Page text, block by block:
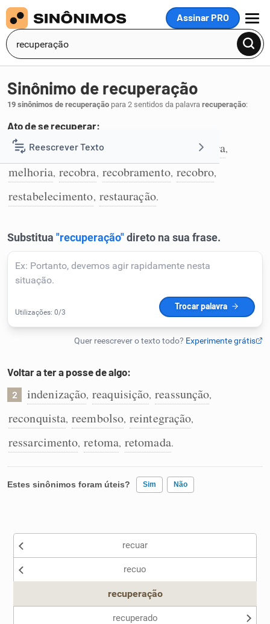
Assinar PRO
MENU
Reescrever Texto
Resumir Texto
Detector de IA
Humanizador de IA
Caça-palavras
Dicionário
Sinônimo de recuperação
19 sinônimos de recuperação para 2 sentidos da palavra recuperação:
Ato de se recuperar:
1 cura,reabilitação melhora,
melhoria, recobra, recobramento, recobro,
restabelecimento, restauração.
Voltar a ter a posse de algo:
2 indenização, reaquisição, reassunção,
reconquista, reembolso, reintegração,
ressarcimento, retoma, retomada.
Estes sinônimos foram úteis? Sim Não
Nenhum dos sinônimos apresentados me ajudou
recuar
recuo
recuperação
recuperado